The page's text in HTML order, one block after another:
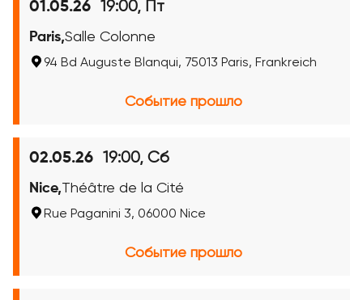
01.05.26 19:00, Пт
Paris,Salle Colonne
94 Bd Auguste Blanqui, 75013 Paris, Frankreich
Событие прошло
02.05.26 19:00, Сб
Nice,Théâtre de la Cité
Rue Paganini 3, 06000 Nice
Событие прошло